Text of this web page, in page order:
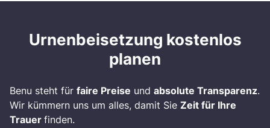
Urnenbeisetzung kostenlos
planen
Benu steht für faire Preise und absolute Transparenz.
Wir kümmern uns um alles, damit Sie Zeit für Ihre
Trauer finden.